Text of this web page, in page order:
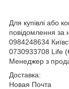
Для купівлі або
повідомлення за
0984248634
0730933708 Life
Менеджер з
Доставка:
Новая Почта